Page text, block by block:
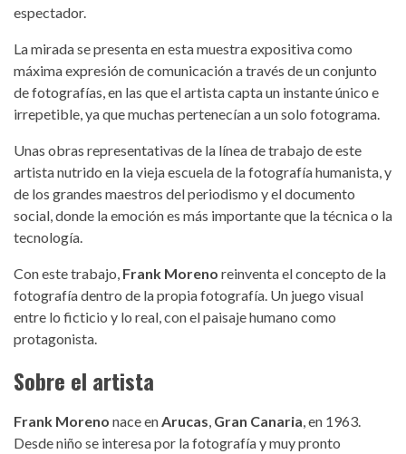
espectador.
La mirada se presenta en esta muestra expositiva como
máxima expresión de comunicación a través de un conjunto
de fotografías, en las que el artista capta un instante único e
irrepetible, ya que muchas pertenecían a un solo fotograma.
Unas obras representativas de la línea de trabajo de este
artista nutrido en la vieja escuela de la fotografía humanista, y
de los grandes maestros del periodismo y el documento
social, donde la emoción es más importante que la técnica o la
tecnología.
Con este trabajo, Frank Moreno reinventa el concepto de la
fotografía dentro de la propia fotografía. Un juego visual
entre lo ficticio y lo real, con el paisaje humano como
protagonista.
Sobre el artista
Frank Moreno nace enArucas, Gran Canaria, en 1963.
Desde niño se interesa por la fotografía y muy pronto